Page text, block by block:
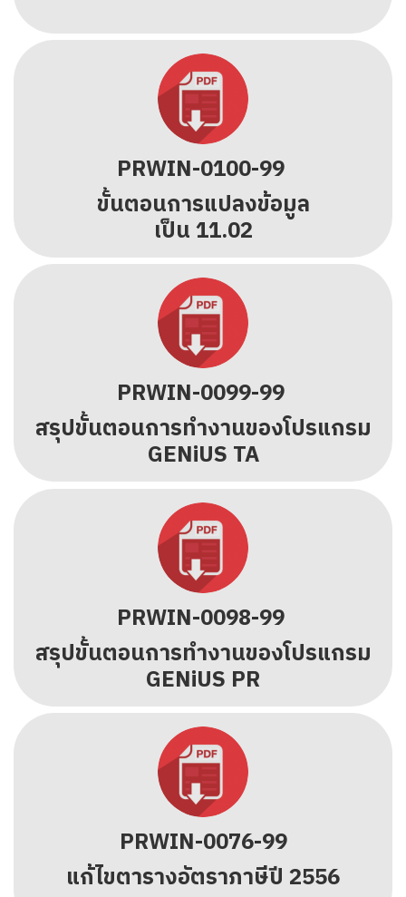
PRWIN-0100-99
ขั้นตอนการแปลงข้อมูล
เป็น 11.02
PRWIN-0099-99
สรุปขั้นตอนการทำงานของโปรแกรม
GENiUS TA
PRWIN-0098-99
สรุปขั้นตอนการทำงานของโปรแกรม
GENiUS PR
PRWIN-0076-99
แก้ไขตารางอัตราภาษีปี 2556